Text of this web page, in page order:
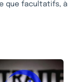
que facultatifs, à